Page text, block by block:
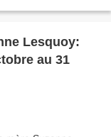
Lesquoy:
au 31